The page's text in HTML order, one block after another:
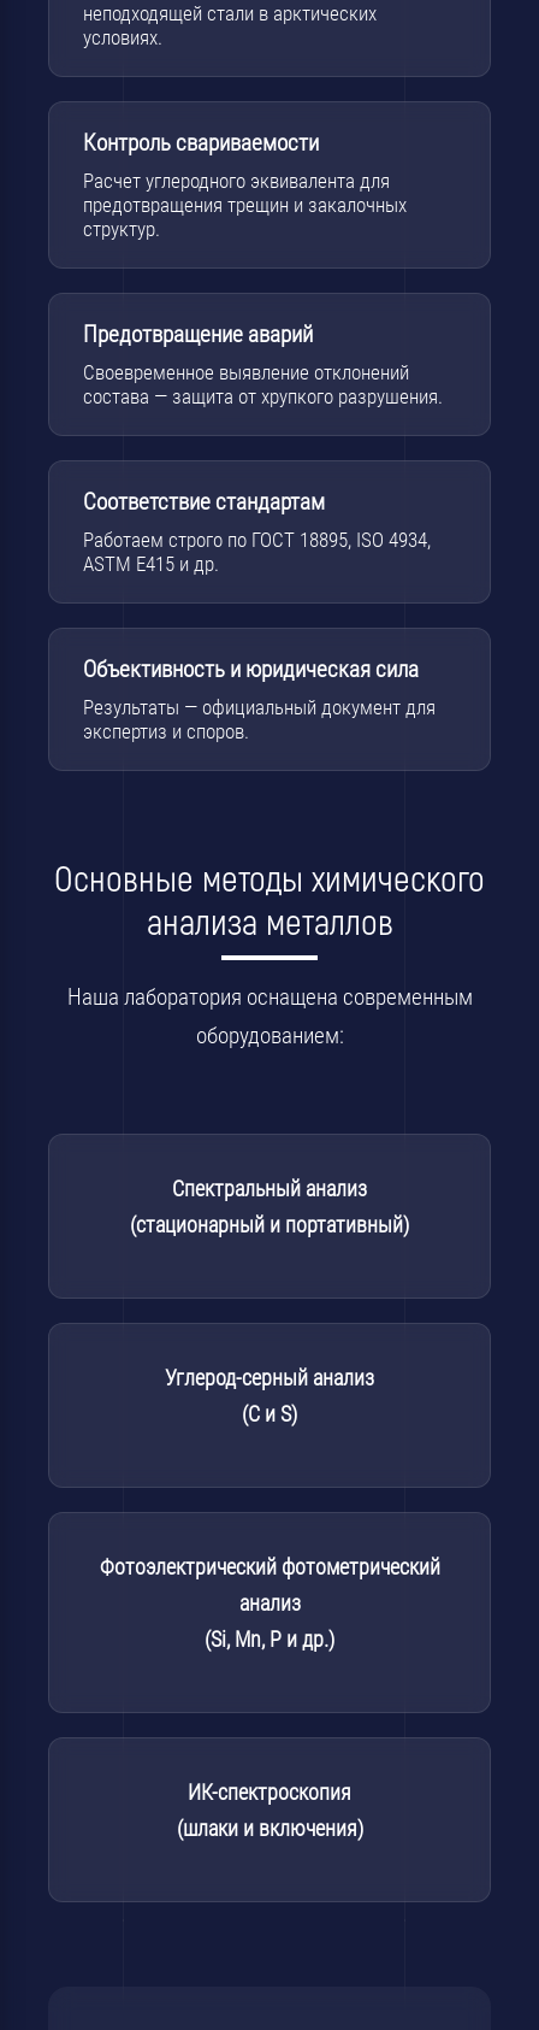
неподходящей стали в арктических
условиях.
Контроль свариваемости
Расчет углеродного эквивалента для
предотвращения трещин и закалочных
структур.
Предотвращение аварий
Своевременное выявление отклонений
состава — защита от хрупкого разрушения.
Соответствие стандартам
Работаем строго по ГОСТ 18895, ISO 4934,
ASTM E415 и др.
Объективность и юридическая сила
Результаты — официальный документ для
экспертиз и споров.
Основные методы химического
анализа металлов
Наша лаборатория оснащена современным
оборудованием:
Спектральный анализ
(стационарный и портативный)
Углерод-серный анализ
(C и S)
Фотоэлектрический фотометрический
анализ
(Si, Mn, P и др.)
ИК-спектроскопия
(шлаки и включения)